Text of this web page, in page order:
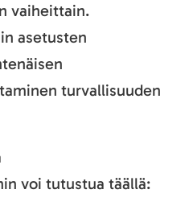
vaiheittain.
asetusten
turvallisuuden
voi tutustua täällä: